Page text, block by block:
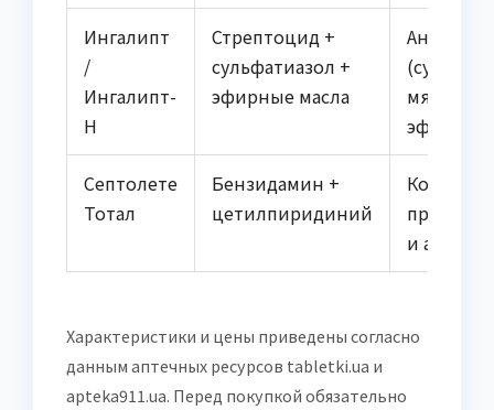
Ингалипт
/
Ингалипт-
Н
Стрептоцид +
сульфатиазол +
эфирные масла
мягкий
эффект
Септолете
Тотал
Бензидамин +
цетилпиридиний
и
Характеристики и цены приведены согласно
данным аптечных ресурсов tabletki.ua и
apteka911.ua. Перед покупкой обязательно